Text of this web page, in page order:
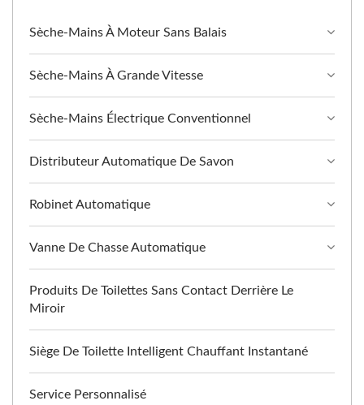
Sèche-Mains À Moteur Sans Balais
Sèche-Mains À Grande Vitesse
Sèche-Mains Électrique Conventionnel
Distributeur Automatique De Savon
Robinet Automatique
Vanne De Chasse Automatique
Produits De Toilettes Sans Contact Derrière Le
Miroir
Siège De Toilette Intelligent Chauffant Instantané
Service Personnalisé